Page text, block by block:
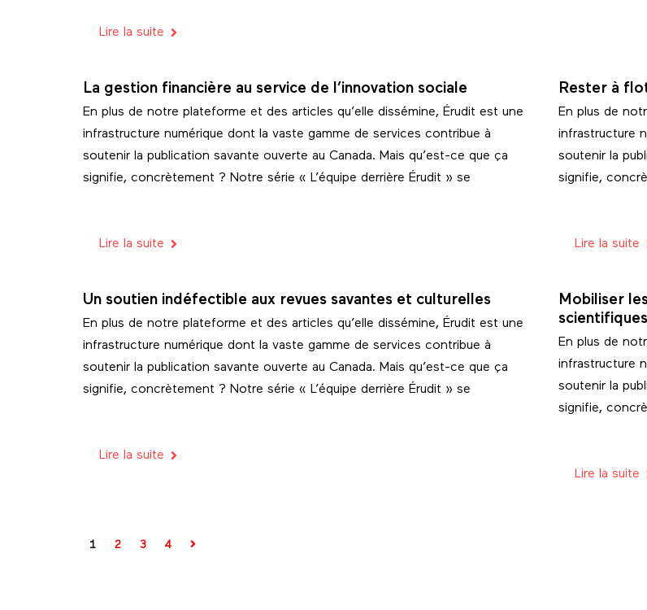
Lire la suite
La gestion financière au service de l’innovation sociale
En plus de notre plateforme et des articles qu’elle dissémine, Érudit est une
infrastructure numérique dont la vaste gamme de services contribue à
soutenir la publication savante ouverte au Canada. Mais qu’est-ce que ça
signifie, concrètement ? Notre série « L’équipe derrière Érudit » se
Lire la suite
Rester à
En plus de
infrastructure
soutenir la
signifie,
Lire la suite
Un soutien indéfectible aux revues savantes et culturelles
En plus de notre plateforme et des articles qu’elle dissémine, Érudit est une
infrastructure numérique dont la vaste gamme de services contribue à
soutenir la publication savante ouverte au Canada. Mais qu’est-ce que ça
signifie, concrètement ? Notre série « L’équipe derrière Érudit » se
Lire la suite
Mobiliser
scientifiques
En plus de
infrastructure
soutenir la
signifie,
Lire la suite
1 2 3 4